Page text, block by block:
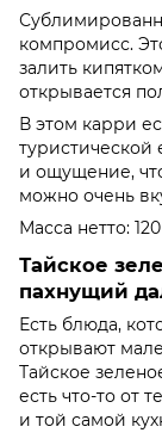
компромисс.
залить
открывается
В этом карри
туристической
и ощущение,
можно очень
Масса нетто:
Тайское
пахнущий
Есть блюда,
открывают
Тайское
есть что-то от
и той самой